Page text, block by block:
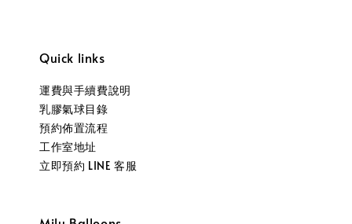
Quick links
運費與手續費說明
乳膠氣球目錄
預約佈置流程
工作室地址
立即預約 LINE 客服